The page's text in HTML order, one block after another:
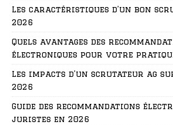
Les caractéristiques d’un bon
2026
Quels avantages des
électroniques pour votre
Les impacts d’un scrutateur ag
2026
Guide des recommandations
juristes en 2026